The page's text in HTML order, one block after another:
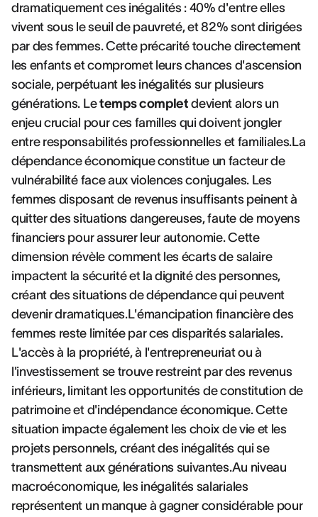
dramatiquement ces inégalités : 40% d'entre elles
vivent sous le seuil de pauvreté, et 82% sont dirigées
par des femmes. Cette précarité touche directement
les enfants et compromet leurs chances d'ascension
sociale, perpétuant les inégalités sur plusieurs
générations. Letemps complet devient alors un
enjeu crucial pour ces familles qui doivent jongler
entre responsabilités professionnelles et familiales.La
dépendance économique constitue un facteur de
vulnérabilité face aux violences conjugales. Les
femmes disposant de revenus insuffisants peinent à
quitter des situations dangereuses, faute de moyens
financiers pour assurer leur autonomie. Cette
dimension révèle comment les écarts de salaire
impactent la sécurité et la dignité des personnes,
créant des situations de dépendance qui peuvent
devenir dramatiques.L'émancipation financière des
femmes reste limitée par ces disparités salariales.
L'accès à la propriété, à l'entrepreneuriat ou à
l'investissement se trouve restreint par des revenus
inférieurs, limitant les opportunités de constitution de
patrimoine et d'indépendance économique. Cette
situation impacte également les choix de vie et les
projets personnels, créant des inégalités qui se
transmettent aux générations suivantes.Au niveau
macroéconomique, les inégalités salariales
représentent un manque à gagner considérable pour